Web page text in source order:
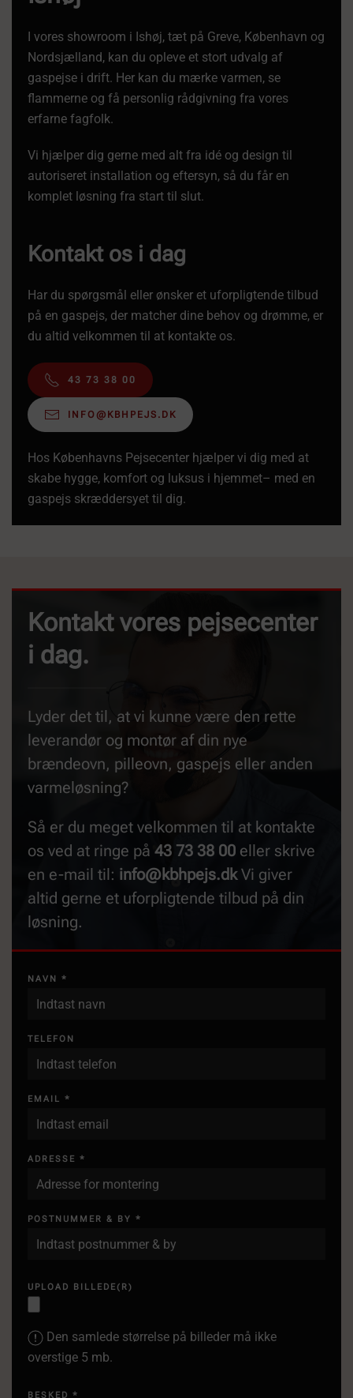
I vores showroom i Ishøj, tæt på Greve, København og
Nordsjælland, kan du opleve et stort udvalg af
gaspejse i drift. Her kan du mærke varmen, se
flammerne og få personlig rådgivning fra vores
erfarne fagfolk.
Vi hjælper dig gerne med alt fra idé og design til
autoriseret installation og eftersyn, så du får en
komplet løsning fra start til slut.
Kontakt os i dag
Har du spørgsmål eller ønsker et uforpligtende tilbud
på en gaspejs, der matcher dine behov og drømme, er
du altid velkommen til at kontakte os.
43 73 38 00
INFO@KBHPEJS.DK
Hos Københavns Pejsecenter hjælper vi dig med at
skabe hygge, komfort og luksus i hjemmet– med en
gaspejs skræddersyet til dig.
Kontakt vores pejsecenter
i dag.
Lyder det til, at vi kunne være den rette
leverandør og montør af din nye
brændeovn, pilleovn, gaspejs eller anden
varmeløsning?
Så er du meget velkommen til at kontakte
os ved at ringe på 43 73 38 00 eller skrive
en e-mail til: info@kbhpejs.dkVi giver
altid gerne et uforpligtende tilbud på din
løsning.
NAVN *
TELEFON
EMAIL *
ADRESSE *
POSTNUMMER & BY *
UPLOAD BILLEDE(R)
Den samlede størrelse på billeder må ikke
overstige 5 mb.
BESKED *